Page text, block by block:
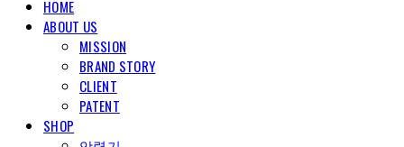
HOME
ABOUT US
MISSION
BRAND STORY
CLIENT
PATENT
SHOP